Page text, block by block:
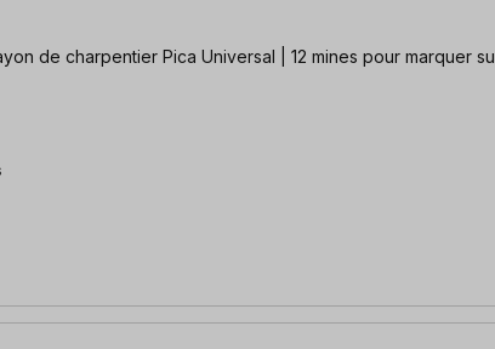
de charpentier Pica Universal | 12 mines pour marquer